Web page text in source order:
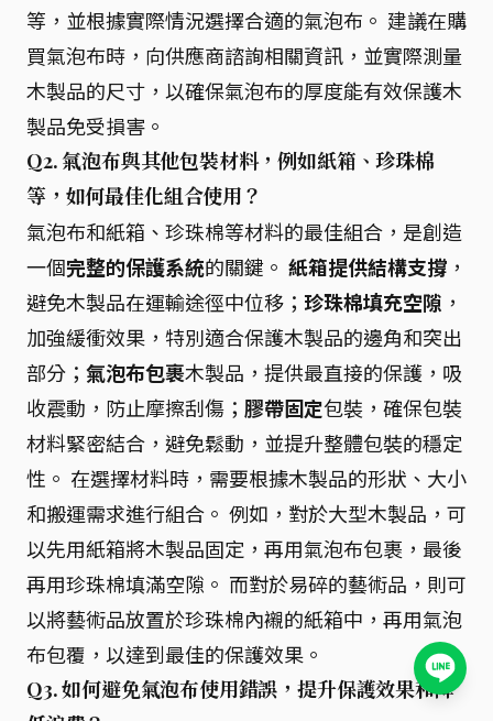
等，並根據實際情況選擇合適的氣泡布。 建議在購
買氣泡布時，向供應商諮詢相關資訊，並實際測量
木製品的尺寸，以確保氣泡布的厚度能有效保護木
製品免受損害。
Q2. 氣泡布與其他包裝材料，例如紙箱、珍珠棉
等，如何最佳化組合使用？
氣泡布和紙箱、珍珠棉等材料的最佳組合，是創造
一個完整的保護系統的關鍵。 紙箱提供結構支撐 ，
避免木製品在運輸途徑中位移； 珍珠棉填充空隙 ，
加強緩衝效果，特別適合保護木製品的邊角和突出
部分； 氣泡布包裹木製品，提供最直接的保護，吸
收震動，防止摩擦刮傷； 膠帶固定包裝，確保包裝
材料緊密結合，避免鬆動，並提升整體包裝的穩定
性。 在選擇材料時，需要根據木製品的形狀、大小
和搬運需求進行組合。 例如，對於大型木製品，可
以先用紙箱將木製品固定，再用氣泡布包裹，最後
再用珍珠棉填滿空隙。 而對於易碎的藝術品，則可
以將藝術品放置於珍珠棉內襯的紙箱中，再用氣泡
布包覆，以達到最佳的保護效果。
Q3. 如何避免氣泡布使用錯誤，提升保護效果和降